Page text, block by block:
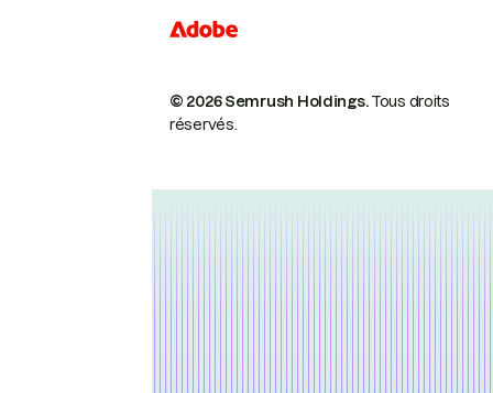
© 2026 Semrush Holdings.Tous droits
réservés.